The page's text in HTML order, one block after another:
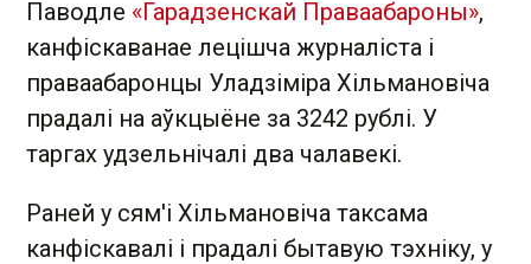
Паводле «Гарадзенскай Праваабароны»,
канфіскаванае лецішча журналіста і
праваабаронцы Уладзіміра Хільмановіча
прадалі на аўкцыёне за 3242 рублі. У
таргах удзельнічалі два чалавекі.
Раней у сям'і Хільмановіча таксама
канфіскавалі і прадалі бытавую тэхніку, у